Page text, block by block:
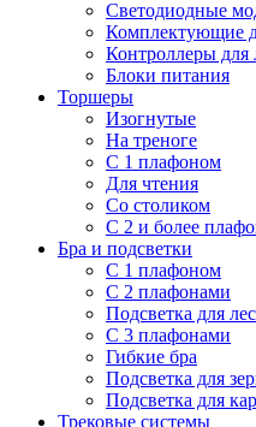
Светодиодные
Комплектующие
Контроллеры для
Блоки питания
Торшеры
Изогнутые
На треноге
С 1 плафоном
Для чтения
Со столиком
С 2 и более
Бра и подсветки
С 1 плафоном
С 2 плафонами
Подсветка для
С 3 плафонами
Гибкие бра
Подсветка для
Подсветка для
Трековые системы